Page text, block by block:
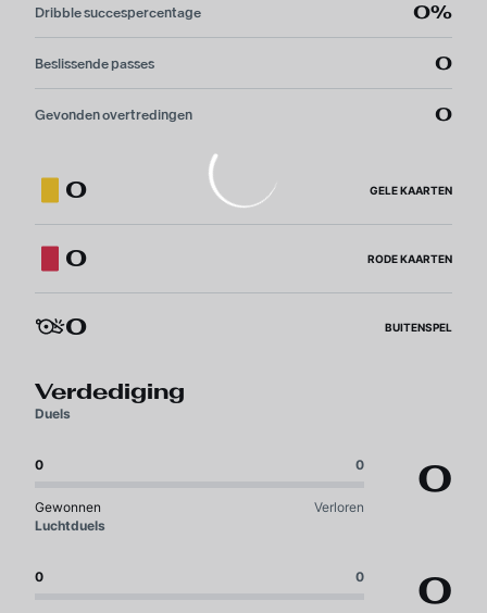
Dribble succespercentage 0%
Beslissende passes 0
Gevonden overtredingen 0
0 GELE KAARTEN
0 RODE KAARTEN
0 BUITENSPEL
Verdediging
Duels
0 0
Gewonnen Verloren
0
Luchtduels
0 0 0